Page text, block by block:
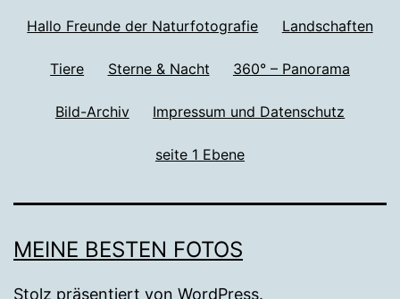
Hallo Freunde der Naturfotografie Landschaften
Tiere Sterne & Nacht 360° – Panorama
Bild-Archiv Impressum und Datenschutz
seite 1 Ebene
MEINE BESTEN FOTOS
Stolz präsentiert von WordPress.